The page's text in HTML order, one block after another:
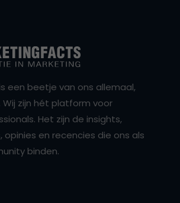
een beetje van ons allemaal,
Wij zijn hét platform voor
Het zijn de insights,
opinies en recencies die ons als
binden.